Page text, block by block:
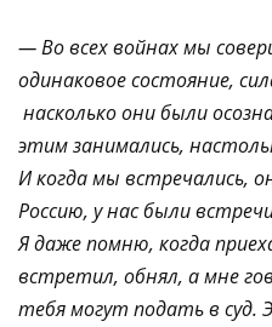
— Во всех войнах мы
одинаковое состояние,
насколько они были
этим занимались,
И когда мы встречались,
Россию, у нас были
Я даже помню, когда
встретил, обнял, а мне
тебя могут подать в суд.